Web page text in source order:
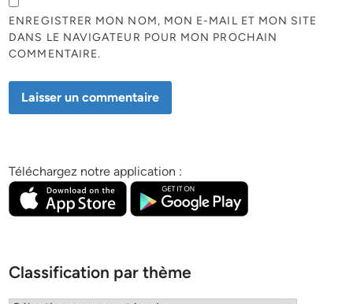
ENREGISTRER MON NOM, MON E-MAIL ET MON SITE
DANS LE NAVIGATEUR POUR MON PROCHAIN
COMMENTAIRE.
Téléchargez notre application :
Classification par thème